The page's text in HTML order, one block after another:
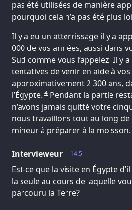
pas été utilisées de manière
pourquoi cela n’a pas été plus
Il y a eu un atterrissage il y a
000 de vos années, aussi dans
Sud comme vous l’appelez. Il y
tentatives de venir en aide à vos
approximativement 2 300 ans,
l’Égypte. 4 Pendant la partie
n’avons jamais quitté votre
nous travaillons tout au long de
mineur à préparer à la moisson.
14.5
Intervieweur
Est-ce que la visite en Égypte
la seule au cours de laquelle
parcouru la Terre?